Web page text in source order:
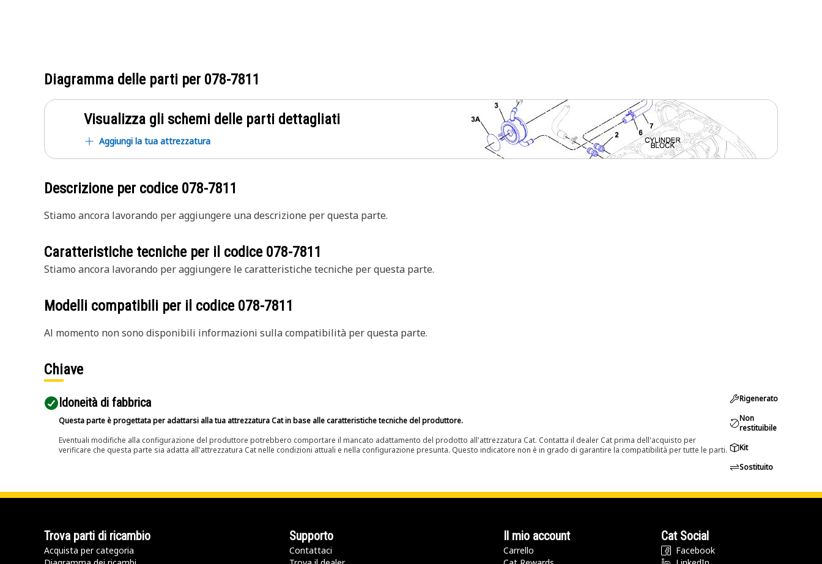
Diagramma delle parti per 078-7811
Visualizza gli schemi delle parti dettagliati
Aggiungi la tua attrezzatura
Descrizione per codice 078-7811
Stiamo ancora lavorando per aggiungere una descrizione per questa parte.
Caratteristiche tecniche per il codice 078-7811
Stiamo ancora lavorando per aggiungere le caratteristiche tecniche per questa parte.
Modelli compatibili per il codice 078-7811
Al momento non sono disponibili informazioni sulla compatibilità per questa parte.
Chiave
Idoneità di fabbrica
Questa parte è progettata per adattarsi alla tua attrezzatura Cat in base alle caratteristiche tecniche del produttore.
Eventuali modifiche alla configurazione del produttore potrebbero comportare il mancato adattamento del prodotto all'attrezzatura Cat. Contatta il dealer Cat prima dell'acquisto per
verificare che questa parte sia adatta all'attrezzatura Cat nelle condizioni attuali e nella configurazione presunta. Questo indicatore non è in grado di garantire la compatibilità per tutte le parti.
Rigenerato
Non
restituibile
Kit
Sostituito
Trova parti di ricambio
Acquista per categoria
Supporto
Contattaci
Il mio account
Carrello
Cat Social
Facebook